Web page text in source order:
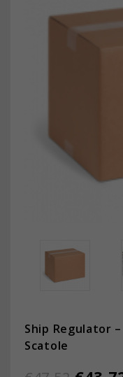
Ship Regulator
Scatole